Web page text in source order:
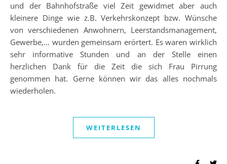
und der Bahnhofstraße viel Zeit gewidmet aber auch
kleinere Dinge wie z.B. Verkehrskonzept bzw. Wünsche
von verschiedenen Anwohnern, Leerstandsmanagement,
Gewerbe,… wurden gemeinsam erörtert. Es waren wirklich
sehr informative Stunden und an der Stelle einen
herzlichen Dank für die Zeit die sich Frau Pirrung
genommen hat. Gerne können wir das alles nochmals
wiederholen.
WEITERLESEN